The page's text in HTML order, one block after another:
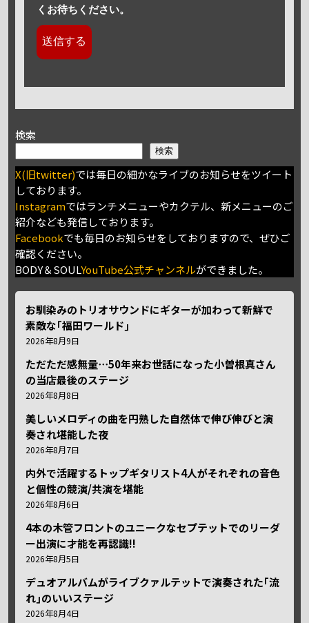
くお待ちください。
検索
検索
X(旧twitter)では毎日の細かなライブのお知らせをツイート
しております。
Instagramではランチメニューやカクテル、新メニューのご
紹介なども発信しております。
Facebookでも毎日のお知らせをしておりますので、ぜひご
確認ください。
BODY＆SOULYouTube公式チャンネルができました。
お馴染みのトリオサウンドにギターが加わって新鮮で
素敵な｢福田ワールド｣
2026年8月9日
ただただ感無量⋯50年来お世話になった小曽根真さん
の当店最後のステージ
2026年8月8日
美しいメロディの曲を円熟した自然体で伸び伸びと演
奏され堪能した夜
2026年8月7日
内外で活躍するトップギタリスト4人がそれぞれの音色
と個性の競演/共演を堪能
2026年8月6日
4本の木管フロントのユニークなセプテットでのリーダ
ー出演に才能を再認識!!
2026年8月5日
デュオアルバムがライブクァルテットで演奏された｢流
れ｣のいいステージ
2026年8月4日